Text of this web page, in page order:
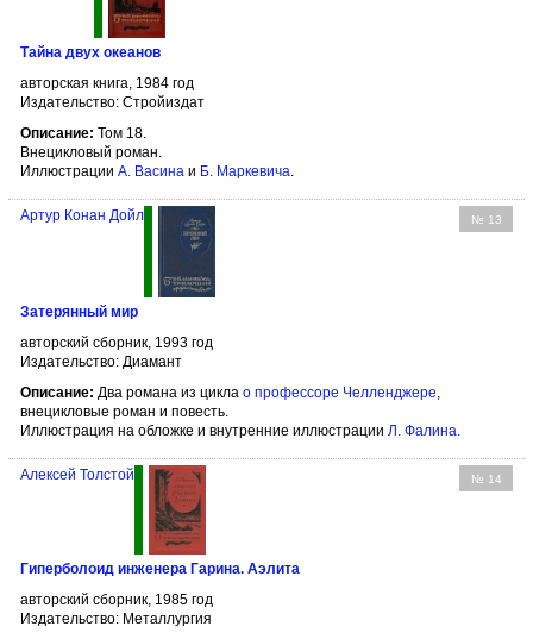
Тайна двух океанов
авторская книга, 1984 год
Издательство: Стройиздат
Описание: Том 18.
Внецикловый роман.
Иллюстрации А. Васина и Б. Маркевича
№ 13
Артур Конан Дойл
Затерянный мир
авторский сборник, 1993 год
Издательство: Диамант
Описание: Два романа из цикла о профессоре Челленджере
внецикловые роман и повесть.
Иллюстрация на обложке и внутренние иллюстрации Л. Фалина
№ 14
Алексей Толстой
Гиперболоид инженера Гарина. Аэлита
авторский сборник, 1985 год
Издательство: Металлургия